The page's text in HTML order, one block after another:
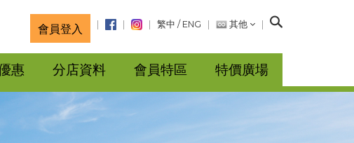
會員登入 繁中 / ENG 其他
搜
惠 分店資料 會員特區 特價廣場